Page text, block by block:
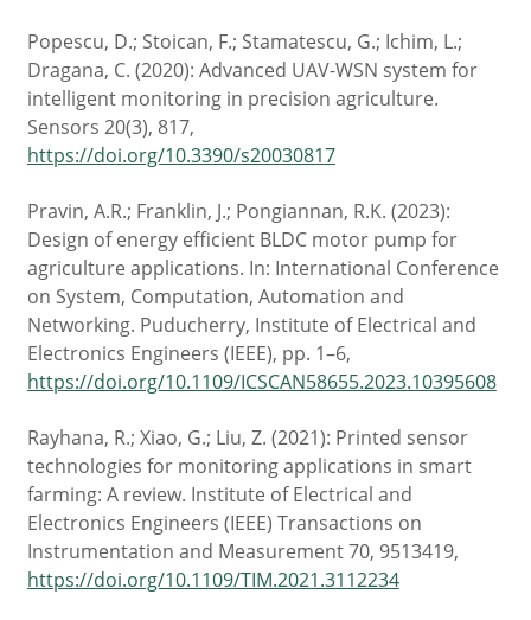
Popescu, D.; Stoican, F.; Stamatescu, G.; Ichim, L.;
Dragana, C. (2020): Advanced UAV-WSN system for
intelligent monitoring in precision agriculture.
Sensors 20(3), 817,
https://doi.org/10.3390/s20030817
Pravin, A.R.; Franklin, J.; Pongiannan, R.K. (2023):
Design of energy efficient BLDC motor pump for
agriculture applications. In: International Conference
on System, Computation, Automation and
Networking. Puducherry, Institute of Electrical and
Electronics Engineers (IEEE), pp. 1–6,
https://doi.org/10.1109/ICSCAN58655.2023.10395608
Rayhana, R.; Xiao, G.; Liu, Z. (2021): Printed sensor
technologies for monitoring applications in smart
farming: A review. Institute of Electrical and
Electronics Engineers (IEEE) Transactions on
Instrumentation and Measurement 70, 9513419,
https://doi.org/10.1109/TIM.2021.3112234